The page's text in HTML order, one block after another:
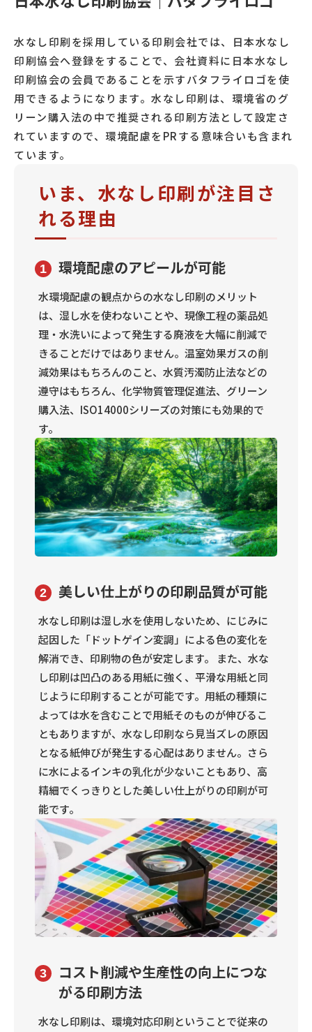
水なし印刷を採用している印刷会社では、日本水なし
印刷協会へ登録をすることで、会社資料に日本水なし
印刷協会の会員であることを示すバタフライロゴを使
用できるようになります。水なし印刷は、環境省のグ
リーン購入法の中で推奨される印刷方法として設定さ
れていますので、環境配慮をPRする意味合いも含まれ
ています。
いま、水なし印刷が注目さ
れる理由
1 環境配慮のアピールが可能
水環境配慮の観点からの水なし印刷のメリット
は、湿し水を使わないことや、現像工程の薬品処
理・水洗いによって発生する廃液を大幅に削減で
きることだけではありません。温室効果ガスの削
減効果はもちろんのこと、水質汚濁防止法などの
遵守はもちろん、化学物質管理促進法、グリーン
購入法、ISO14000シリーズの対策にも効果的で
す。
2 美しい仕上がりの印刷品質が可能
水なし印刷は湿し水を使用しないため、にじみに
起因した「ドットゲイン変調」による色の変化を
解消でき、印刷物の色が安定します。 また、水な
し印刷は凹凸のある用紙に強く、平滑な用紙と同
じように印刷することが可能です。用紙の種類に
よっては水を含むことで用紙そのものが伸びるこ
ともありますが、水なし印刷なら見当ズレの原因
となる紙伸びが発生する心配はありません。さら
に水によるインキの乳化が少ないこともあり、高
精細でくっきりとした美しい仕上がりの印刷が可
能です。
3
コスト削減や生産性の向上につな
がる印刷方法
水なし印刷は、環境対応印刷ということで従来の